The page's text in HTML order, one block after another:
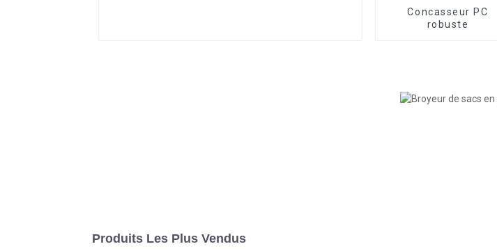
Concasseur PC
robuste
Produits Les Plus Vendus